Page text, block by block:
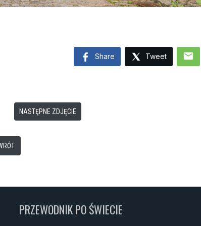
Share Tweet mail
NASTĘPNE ZDJĘCIE
PRZEWODNIK PO ŚWIECIE